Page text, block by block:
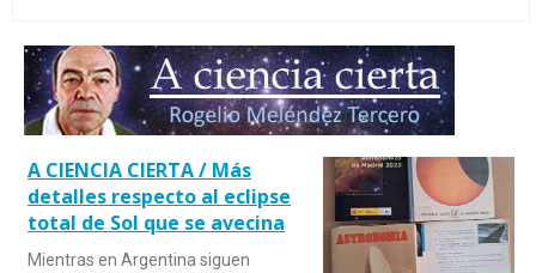
A CIENCIA CIERTA / Más
detalles respecto al eclipse
total de Sol que se avecina
Mientras en Argentina siguen